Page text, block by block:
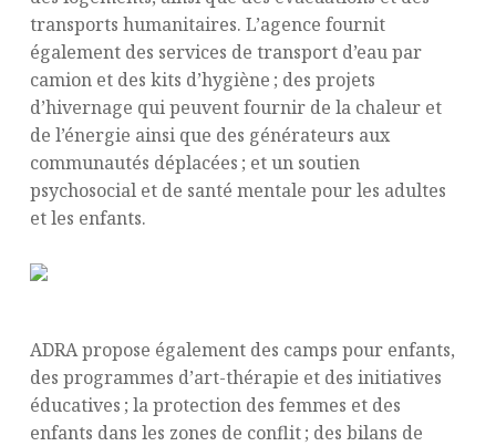
transports humanitaires. L’agence fournit
également des services de transport d’eau par
camion et des kits d’hygiène ; des projets
d’hivernage qui peuvent fournir de la chaleur et
de l’énergie ainsi que des générateurs aux
communautés déplacées ; et un soutien
psychosocial et de santé mentale pour les adultes
et les enfants.
ADRA propose également des camps pour enfants,
des programmes d’art-thérapie et des initiatives
éducatives ; la protection des femmes et des
enfants dans les zones de conflit ; des bilans de